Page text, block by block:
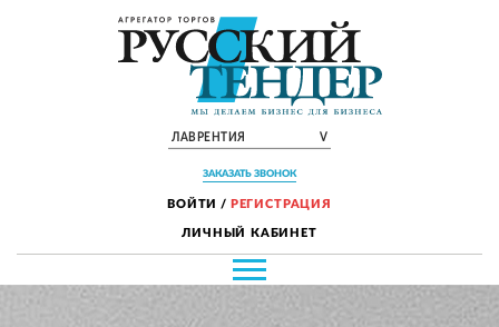
ЛАВРЕНТИЯ V
ЗАКАЗАТЬ ЗВОНОК
ВОЙТИ / РЕГИСТРАЦИЯ
ЛИЧНЫЙ КАБИНЕТ